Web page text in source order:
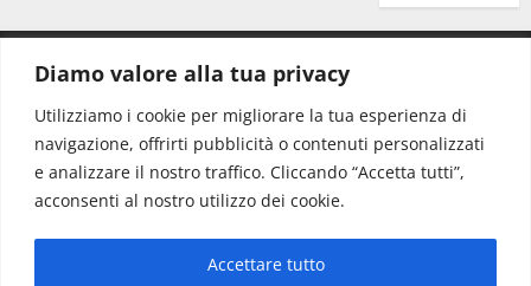
Diamo valore alla tua privacy
Utilizziamo i cookie per migliorare la tua esperienza di
navigazione, offrirti pubblicità o contenuti personalizzati
e analizzare il nostro traffico. Cliccando “Accetta tutti”,
acconsenti al nostro utilizzo dei cookie.
Accettare tutto
Redazione: redazione@www.martinasera.it
Direttore:direttore@www.martinasera.it
Info & Commerciale:info@www.martinasera.it